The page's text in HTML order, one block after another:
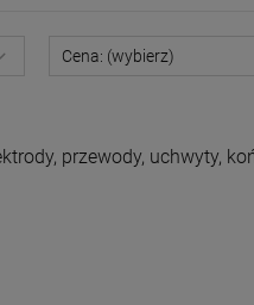
Cena: (wybierz)
przewody, uchwyty,